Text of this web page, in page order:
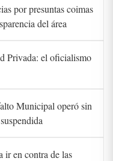
por presuntas coimas
del área
Privada: el oficialismo
Municipal operó sin
ir en contra de las